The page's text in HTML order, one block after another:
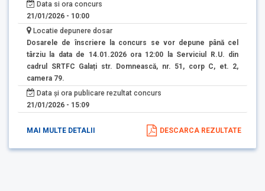
Data si ora concurs
21/01/2026 - 10:00
Locatie depunere dosar
Dosarele de înscriere la concurs se vor depune până cel
târziu la data de 14.01.2026 ora 12:00 la Serviciul R.U. din
cadrul SRTFC Galați str. Domnească, nr. 51, corp C, et. 2,
camera 79.
Data și ora publicare rezultat concurs
21/01/2026 - 15:09
MAI MULTE DETALII DESCARCA REZULTATE